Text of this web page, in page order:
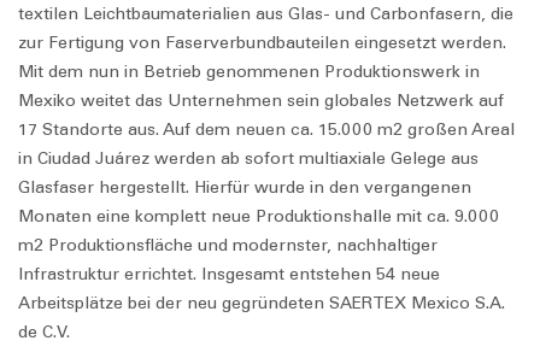
textilen Leichtbaumaterialien aus Glas- und Carbonfasern, die
zur Fertigung von Faserverbundbauteilen eingesetzt werden.
Mit dem nun in Betrieb genommenen Produktionswerk in
Mexiko weitet das Unternehmen sein globales Netzwerk auf
17 Standorte aus. Auf dem neuen ca. 15.000 m2 großen Areal
in Ciudad Juárez werden ab sofort multiaxiale Gelege aus
Glasfaser hergestellt. Hierfür wurde in den vergangenen
Monaten eine komplett neue Produktionshalle mit ca. 9.000
m2 Produktionsfläche und modernster, nachhaltiger
Infrastruktur errichtet. Insgesamt entstehen 54 neue
Arbeitsplätze bei der neu gegründeten SAERTEX Mexico S.A.
de C.V.